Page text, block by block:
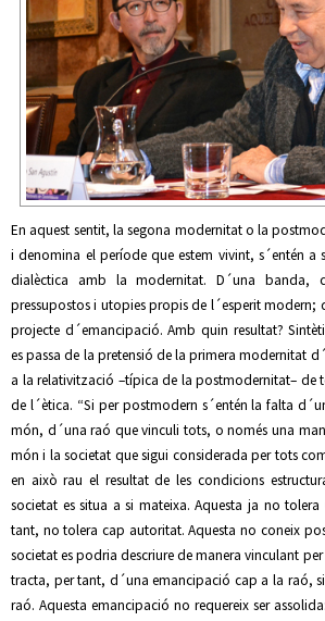
En aquest sentit, la segona modernitat o la
i denomina el període que estem vivint, s´entén a
dialèctica amb la modernitat. D´una banda,
pressupostos i utopies propis de l´esperit modern;
projecte d´emancipació. Amb quin resultat?
es passa de la pretensió de la primera modernitat
a la relativització –típica de la postmodernitat– de
de l´ètica. “Si per postmodern s´entén la falta
món, d´una raó que vinculi tots, o només una
món i la societat que sigui considerada per tots
en això rau el resultat de les condicions
societat es situa a si mateixa. Aquesta ja no
tant, no tolera cap autoritat. Aquesta no coneix
societat es podria descriure de manera vinculant
tracta, per tant, d´una emancipació cap a la raó,
raó. Aquesta emancipació no requereix ser